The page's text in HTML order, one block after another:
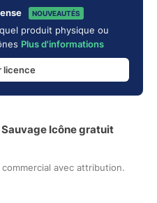
NOUVEAUTÉS
produit physique ou
Plus d'informations
licence
Icône gratuit
avec attribution.